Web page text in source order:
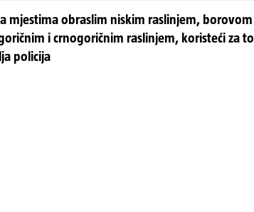
mjestima obraslim niskim raslinjem, borovom
i crnogoričnim raslinjem, koristeći za to
policija